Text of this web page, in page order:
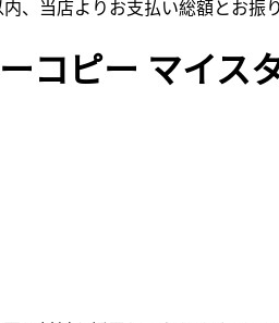
、当店よりお支払い総額とお振
コピー マイス